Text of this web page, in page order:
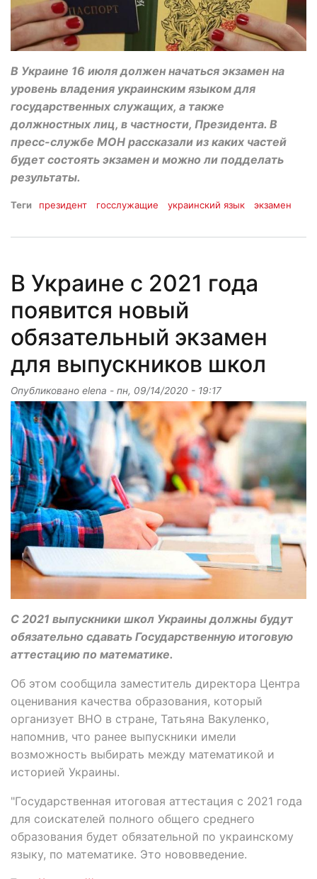
В Украине 16 июля должен начаться экзамен на
уровень владения украинским языком для
государственных служащих, а также
должностных лиц, в частности, Президента. В
пресс-службе МОН рассказали из каких частей
будет состоять экзамен и можно ли подделать
результаты.
Теги президент госслужащие украинский язык экзамен
В Украине с 2021 года
появится новый
обязательный экзамен
для выпускников школ
Опубликовано elena - пн, 09/14/2020 - 19:17
С 2021 выпускники школ Украины должны будут
обязательно сдавать Государственную итоговую
аттестацию по математике.
Об этом сообщила заместитель директора Центра
оценивания качества образования, который
организует ВНО в стране, Татьяна Вакуленко,
напомнив, что ранее выпускники имели
возможность выбирать между математикой и
историей Украины.
"Государственная итоговая аттестация с 2021 года
для соискателей полного общего среднего
образования будет обязательной по украинскому
языку, по математике. Это нововведение.